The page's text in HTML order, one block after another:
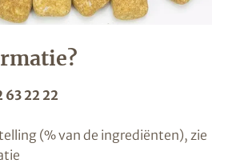
63 22 22
(% van de ingrediënten), zie